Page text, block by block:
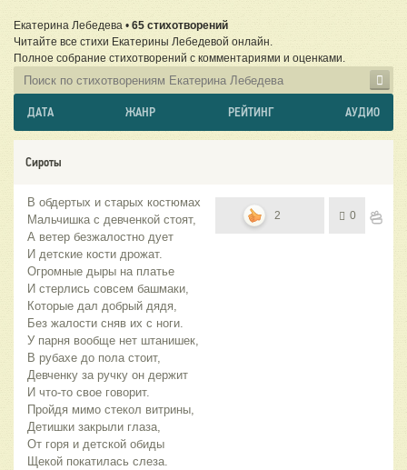
Екатерина Лебедева • 65 стихотворений
Читайте все стихи Екатерины Лебедевой онлайн.
Полное собрание стихотворений с комментариями и оценками.
ДАТА ЖАНР РЕЙТИНГ АУДИО
Сироты
В обдертых и старых костюмах
Мальчишка с девченкой стоят,
А ветер безжалостно дует
И детские кости дрожат.
Огромные дыры на платье
И стерлись совсем башмаки,
Которые дал добрый дядя,
Без жалости сняв их с ноги.
У парня вообще нет штанишек,
В рубахе до пола стоит,
Девченку за ручку он держит
И что-то свое говорит.
Пройдя мимо стекол витрины,
Детишки закрыли глаза,
От горя и детской обиды
Щекой покатилась слеза.
2 0